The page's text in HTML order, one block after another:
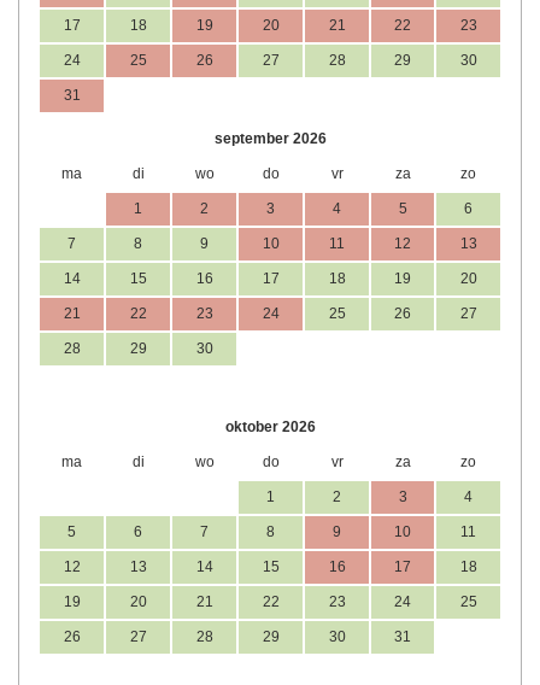
17 18 19 20 21 22 23
24 25 26 27 28 29 30
31
september 2026
ma di wo do vr za zo
1 2 3 4 5 6
7 8 9 10 11 12 13
14 15 16 17 18 19 20
21 22 23 24 25 26 27
28 29 30
oktober 2026
ma di wo do vr za zo
1 2 3 4
5 6 7 8 9 10 11
12 13 14 15 16 17 18
19 20 21 22 23 24 25
26 27 28 29 30 31